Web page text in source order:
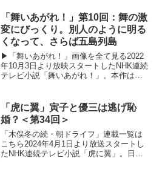
折と再生のストーリー。ものづくりの
町・東大阪で生まれ育...
「舞いあがれ！」第10回：舞の激
変にびっくり。別人のように明る
くなって、さらば五島列島
▶「舞いあがれ！」画像を全て見る2022
年10月3日より放映スタートしたNHK連続
テレビ小説「舞いあがれ！」。本作は、
ら、空を飛ぶ夢に向かっていく挫折と再
生のストーリー。...
「虎に翼」寅子と優三は逃げ恥
婚？＜第34回＞
「木俣冬の続・朝ドライフ」連載一覧は
こちら2024年4月1日より放送スタートし
たNHK連続テレビ小説「虎に翼」。日本